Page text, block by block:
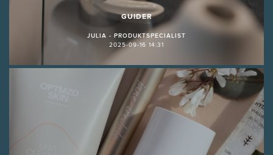
GUIDER
JULIA - PRODUKTSPECIALIST
2025-09-16 14:31